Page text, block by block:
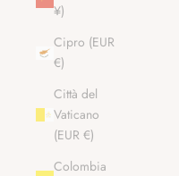
¥)
Cipro (EUR
€)
Città del
Vaticano
(EUR €)
Colombia